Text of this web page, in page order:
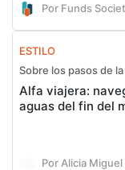
Por Funds
ESTILO
Sobre los pasos de
Alfa viajera:
aguas del fin del
Por Alicia